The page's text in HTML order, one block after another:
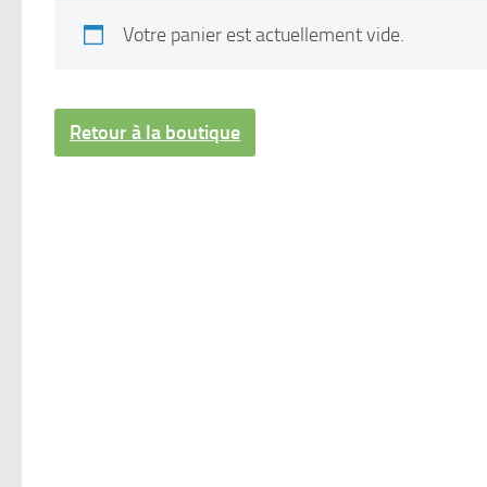
Votre panier est actuellement vide.
Retour à la boutique